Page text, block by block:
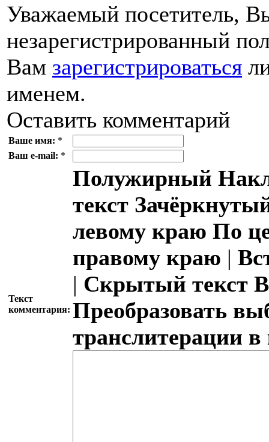
Уважаемый посетитель,
незарегистрированный
Вам зарегистрироваться
именем.
Оставить комментарий
Ваше имя: *
Ваш e-mail: *
Текст
комментария:
Полужирный
текст
левому краю По
правому краю |
| Скрытый текст
Преобразовать
транслитерации